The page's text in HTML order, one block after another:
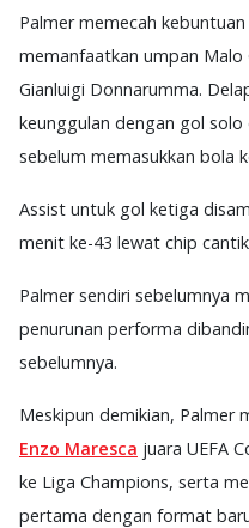
Palmer memecah
memanfaatkan umpan Malo
Gianluigi Donnarumma.
keunggulan dengan gol solo
sebelum memasukkan bola
Assist untuk gol ketiga
menit ke-43 lewat chip
Palmer sendiri sebelumnya
penurunan performa
sebelumnya.
Meskipun demikian, Palmer
Enzo Maresca juara UEFA
ke Liga Champions, serta
pertama dengan format